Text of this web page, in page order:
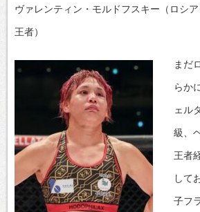
ヴァレンティン・モルドフスキー（ロシ
王者）
まだ
らか
ェル
級、
王者
して
子フ